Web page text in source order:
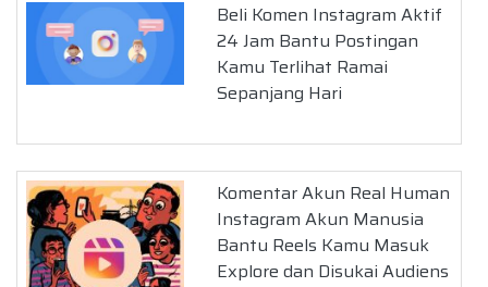
Beli Komen Instagram Aktif
24 Jam Bantu Postingan
Kamu Terlihat Ramai
Sepanjang Hari
Komentar Akun Real Human
Instagram Akun Manusia
Bantu Reels Kamu Masuk
Explore dan Disukai Audiens